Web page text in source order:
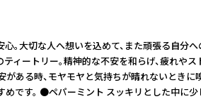
切な人へ想いを込めて、また頑張
トリー。精神的な不安を和らげ、
時、モヤモヤと気持ちが晴れない
。 ●ペパーミント スッキリとし